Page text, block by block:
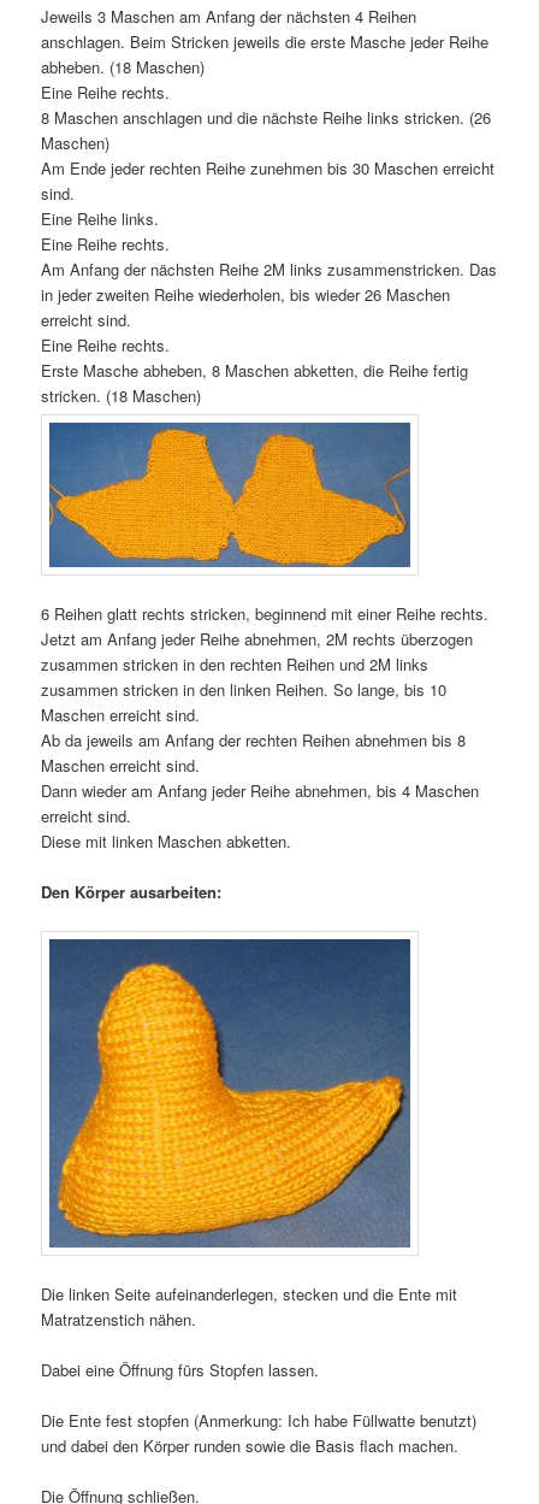
Jeweils 3 Maschen am Anfang der nächsten 4 Reihen
anschlagen. Beim Stricken jeweils die erste Masche jeder Reihe
abheben. (18 Maschen)
Eine Reihe rechts.
8 Maschen anschlagen und die nächste Reihe links stricken. (26
Maschen)
Am Ende jeder rechten Reihe zunehmen bis 30 Maschen erreicht
sind.
Eine Reihe links.
Eine Reihe rechts.
Am Anfang der nächsten Reihe 2M links zusammenstricken. Das
in jeder zweiten Reihe wiederholen, bis wieder 26 Maschen
erreicht sind.
Eine Reihe rechts.
Erste Masche abheben, 8 Maschen abketten, die Reihe fertig
stricken. (18 Maschen)
6 Reihen glatt rechts stricken, beginnend mit einer Reihe rechts.
Jetzt am Anfang jeder Reihe abnehmen, 2M rechts überzogen
zusammen stricken in den rechten Reihen und 2M links
zusammen stricken in den linken Reihen. So lange, bis 10
Maschen erreicht sind.
Ab da jeweils am Anfang der rechten Reihen abnehmen bis 8
Maschen erreicht sind.
Dann wieder am Anfang jeder Reihe abnehmen, bis 4 Maschen
erreicht sind.
Diese mit linken Maschen abketten.
Den Körper ausarbeiten:
Die linken Seite aufeinanderlegen, stecken und die Ente mit
Matratzenstich nähen.
Dabei eine Öffnung fürs Stopfen lassen.
Die Ente fest stopfen (Anmerkung: Ich habe Füllwatte benutzt)
und dabei den Körper runden sowie die Basis flach machen.
Die Öffnung schließen.